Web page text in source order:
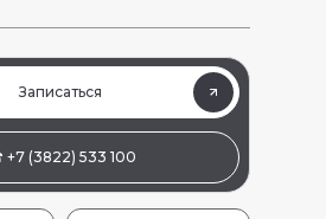
Записаться
(3822) 533 100